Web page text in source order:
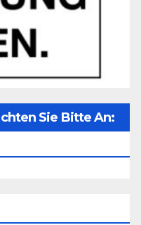
Sie Bitte An: